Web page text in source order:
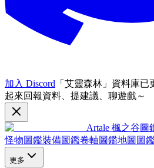
加入 Discord 「艾靈森林」資料庫
起來回報資料、提建議、聊遊戲～
Artale 楓之谷圖
怪物圖鑑裝備圖鑑卷軸圖鑑地圖圖
更多